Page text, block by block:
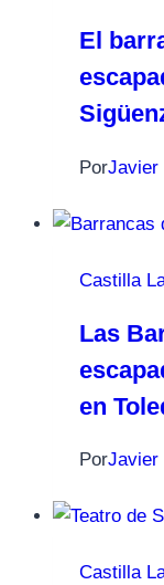
El
PorJavier
Castilla
Las
en
PorJavier
Castilla